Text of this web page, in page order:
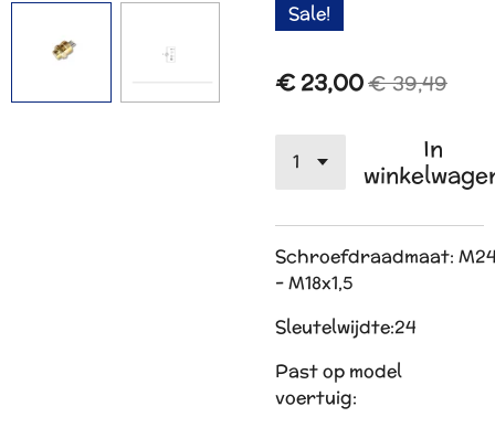
Sale!
€ 23,00€ 39,49
In
Schroefdraadmaat:
- M18x1,5
Sleutelwijdte:24
Past op model
voertuig: